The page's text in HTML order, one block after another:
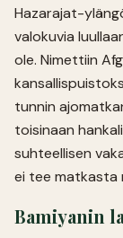
Hazarajat-
valokuvia
ole. Nimettiin
tunnin
toisinaan
suhteellisen
ei tee matkasta
Bamiyanin